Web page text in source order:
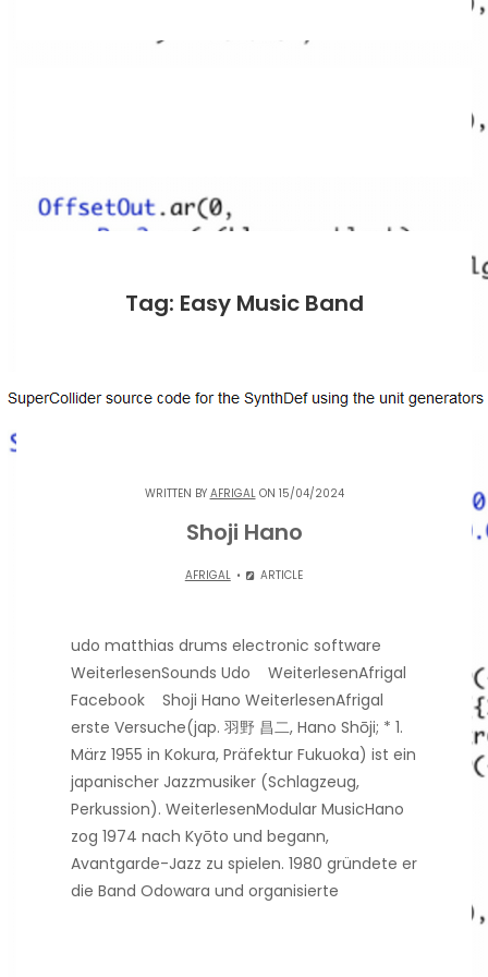
Tag: Easy Music Band
WRITTEN BY AFRIGALON 15/04/2024
Shoji Hano
AFRIGAL ARTICLE
udo matthias drums electronic software
WeiterlesenSounds Udo WeiterlesenAfrigal
Facebook Shoji Hano WeiterlesenAfrigal
erste Versuche(jap. 羽野 昌二, Hano Shōji; * 1.
März 1955 in Kokura, Präfektur Fukuoka) ist ein
japanischer Jazzmusiker (Schlagzeug,
Perkussion). WeiterlesenModular MusicHano
zog 1974 nach Kyōto und begann,
Avantgarde-Jazz zu spielen. 1980 gründete er
die Band Odowara und organisierte